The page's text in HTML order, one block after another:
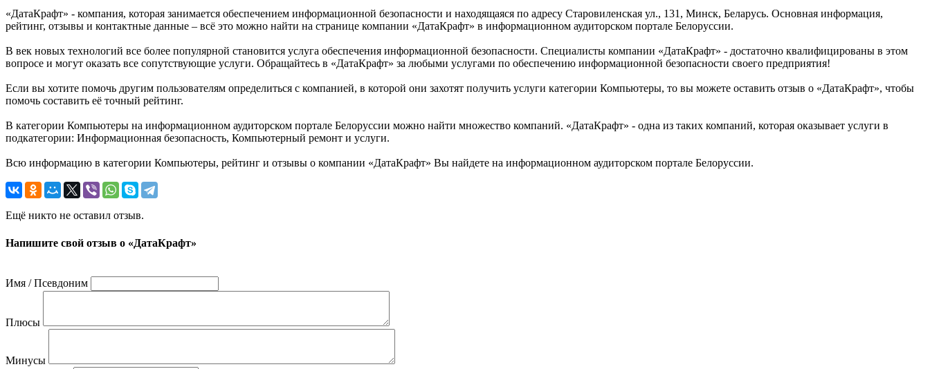
«ДатаКрафт» - компания, которая занимается обеспечением информационной безопасности и находящаяся по адресу Старовиленская ул., 131, Минск, Беларусь. Основная информация,
рейтинг, отзывы и контактные данные – всё это можно найти на странице компании «ДатаКрафт» в информационном аудиторском портале Белоруссии.
В век новых технологий все более популярной становится услуга обеспечения информационной безопасности. Специалисты компании «ДатаКрафт» - достаточно квалифицированы в этом
вопросе и могут оказать все сопутствующие услуги. Обращайтесь в «ДатаКрафт» за любыми услугами по обеспечению информационной безопасности своего предприятия!
Если вы хотите помочь другим пользователям определиться с компанией, в которой они захотят получить услуги категории Компьютеры, то вы можете оставить отзыв о «ДатаКрафт», чтобы
помочь составить её точный рейтинг.
В категории Компьютеры на информационном аудиторском портале Белоруссии можно найти множество компаний. «ДатаКрафт» - одна из таких компаний, которая оказывает услуги в
подкатегории: Информационная безопасность, Компьютерный ремонт и услуги.
Всю информацию в категории Компьютеры, рейтинг и отзывы о компании «ДатаКрафт» Вы найдете на информационном аудиторском портале Белоруссии.
Ещё никто не оставил отзыв.
Напишите свой отзыв о «ДатаКрафт»
Имя / Псевдоним
Плюсы
Минусы